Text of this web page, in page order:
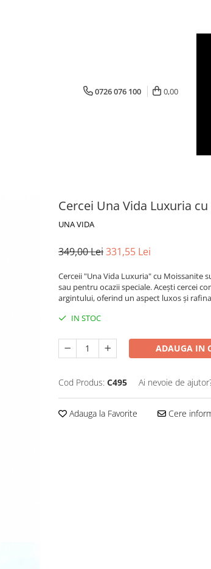
0726 076 100 0,00
Cercei Una Vida Luxuria
UNA VIDA
349,00 Lei331,55 Lei
Cerceii "Una Vida Luxuria" cu Moissanite
sau pentru ocazii speciale. Acești cercei
argintului, oferind un aspect luxos și
IN STOC
ADAUGA IN
Cod Produs: C495 Ai nevoie de
Adauga la Favorite Cere